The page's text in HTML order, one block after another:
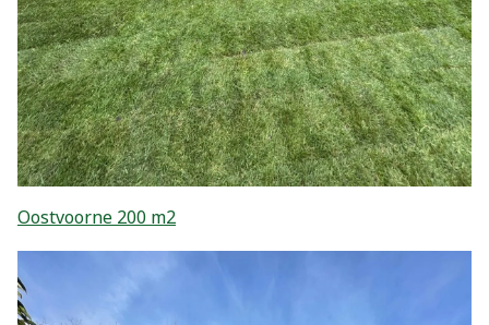
Oostvoorne 200 m2